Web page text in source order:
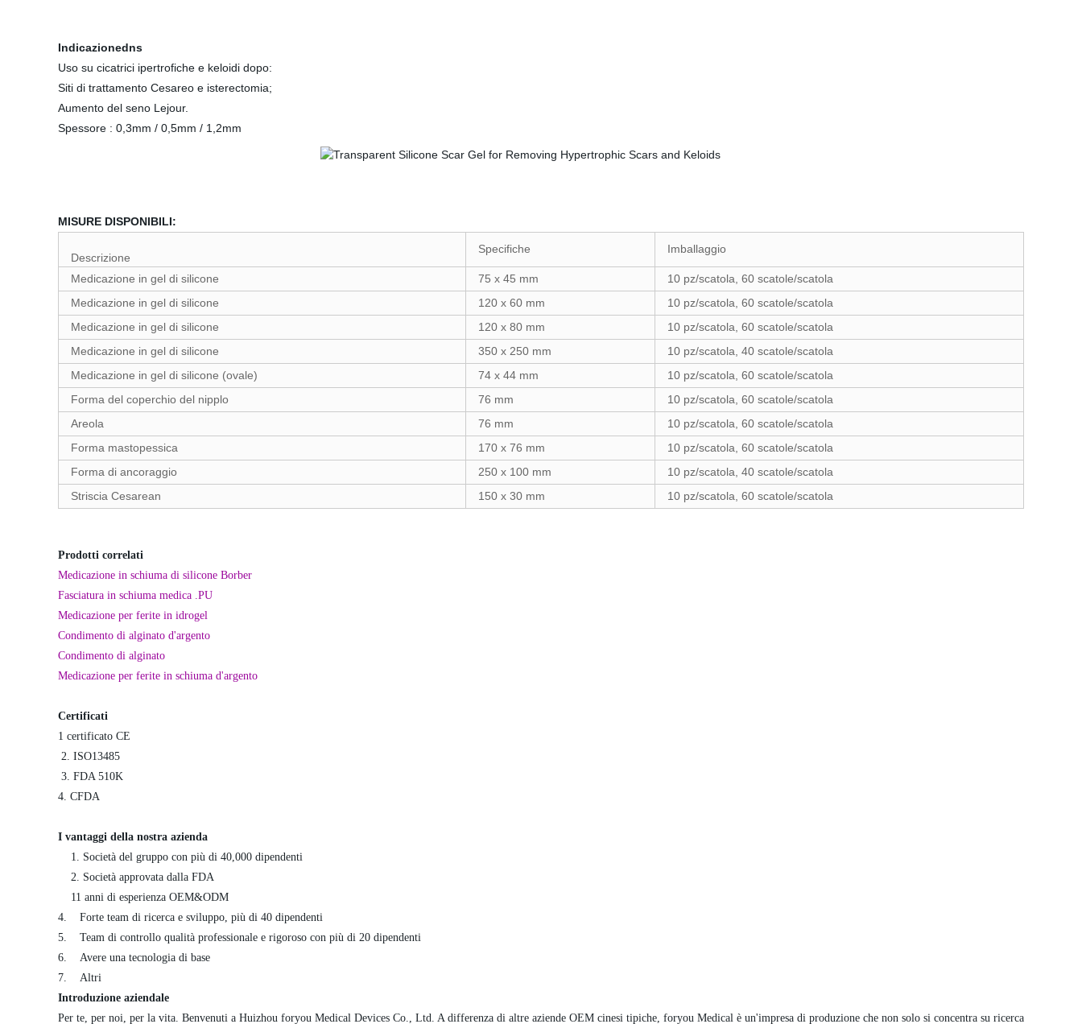
Indicazionedns
Uso su cicatrici ipertrofiche e keloidi dopo:
Siti di trattamento Cesareo e isterectomia;
Aumento del seno Lejour.
Spessore : 0,3mm / 0,5mm / 1,2mm
MISURE DISPONIBILI:
Descrizione
Specifiche Imballaggio
Medicazione in gel di silicone 75 x 45 mm
10 pz/scatola, 60 scatole/scatola
Medicazione in gel di silicone
120 x 60 mm
10 pz/scatola, 60 scatole/scatola
Medicazione in gel di silicone
120 x 80 mm
10 pz/scatola, 60 scatole/scatola
Medicazione in gel di silicone
350 x 250 mm
10 pz/scatola, 40 scatole/scatola
Medicazione in gel di silicone (ovale)
74 x 44 mm
10 pz/scatola, 60 scatole/scatola
Forma del coperchio del nipplo
76 mm
10 pz/scatola, 60 scatole/scatola
Areola
76 mm
10 pz/scatola, 60 scatole/scatola
Forma mastopessica
170 x 76 mm
10 pz/scatola, 60 scatole/scatola
Forma di ancoraggio
250 x 100 mm
10 pz/scatola, 40 scatole/scatola
Striscia Cesarean
150 x 30 mm 10 pz/scatola, 60 scatole/scatola
Prodotti correlati
Medicazione in schiuma di silicone Borber
Fasciatura in schiuma medica .PU
Medicazione per ferite in idrogel
Condimento di alginato d'argento
Condimento di alginato
Medicazione per ferite in schiuma d'argento
Certificati
1 certificato CE
2. ISO13485
3. FDA 510K
4. CFDA
I vantaggi della nostra azienda
1. Società del gruppo con più di 40,000 dipendenti
2. Società approvata dalla FDA
11 anni di esperienza OEM&ODM
4. Forte team di ricerca e sviluppo, più di 40 dipendenti
5. Team di controllo qualità professionale e rigoroso con più di 20 dipendenti
6. Avere una tecnologia di base
7. Altri
Introduzione aziendale
Per te, per noi, per la vita. Benvenuti a Huizhou foryou Medical Devices Co., Ltd. A differenza di altre aziende OEM cinesi tipiche, foryou Medical è un'impresa di produzione che non solo si concentra su ricerca